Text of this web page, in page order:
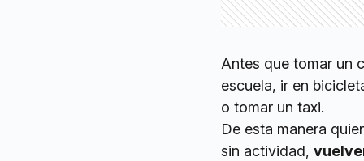
Antes que tomar un
escuela, ir en
o tomar un taxi.
De esta manera
sin actividad,